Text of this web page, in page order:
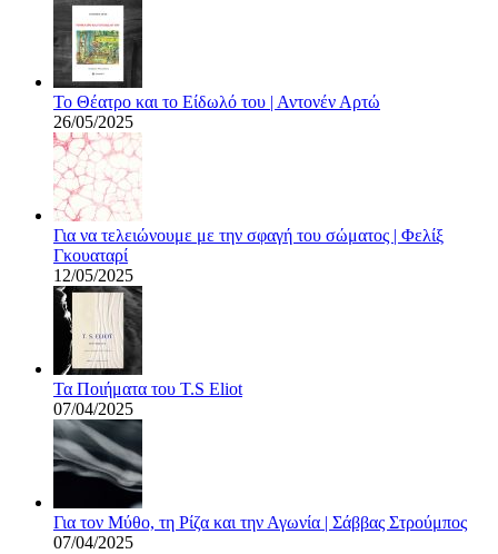
Το Θέατρο και το Είδωλό του | Αντονέν Αρτώ
26/05/2025
Για να τελειώνουμε με την σφαγή του σώματος | Φελίξ
Γκουαταρί
12/05/2025
Τα Ποιήματα του T.S Eliot
07/04/2025
Για τον Μύθο, τη Ρίζα και την Αγωνία | Σάββας Στρούμπος
07/04/2025